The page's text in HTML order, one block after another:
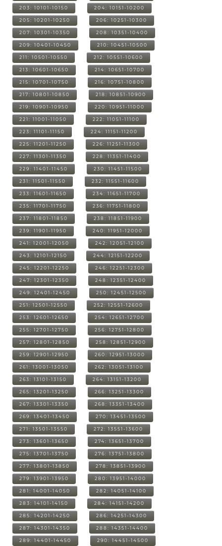
203: 10101-10150 204: 10151-10200
205: 10201-10250 206: 10251-10300
207: 10301-10350 208: 10351-10400
209: 10401-10450 210: 10451-10500
211: 10501-10550 212: 10551-10600
213: 10601-10650 214: 10651-10700
215: 10701-10750 216: 10751-10800
217: 10801-10850 218: 10851-10900
219: 10901-10950 220: 10951-11000
221: 11001-11050 222: 11051-11100
223: 11101-11150 224: 11151-11200
225: 11201-11250 226: 11251-11300
227: 11301-11350 228: 11351-11400
229: 11401-11450 230: 11451-11500
231: 11501-11550 232: 11551-11600
233: 11601-11650 234: 11651-11700
235: 11701-11750 236: 11751-11800
237: 11801-11850 238: 11851-11900
239: 11901-11950 240: 11951-12000
241: 12001-12050 242: 12051-12100
243: 12101-12150 244: 12151-12200
245: 12201-12250 246: 12251-12300
247: 12301-12350 248: 12351-12400
249: 12401-12450 250: 12451-12500
251: 12501-12550 252: 12551-12600
253: 12601-12650 254: 12651-12700
255: 12701-12750 256: 12751-12800
257: 12801-12850 258: 12851-12900
259: 12901-12950 260: 12951-13000
261: 13001-13050 262: 13051-13100
263: 13101-13150 264: 13151-13200
265: 13201-13250 266: 13251-13300
267: 13301-13350 268: 13351-13400
269: 13401-13450 270: 13451-13500
271: 13501-13550 272: 13551-13600
273: 13601-13650 274: 13651-13700
275: 13701-13750 276: 13751-13800
277: 13801-13850 278: 13851-13900
279: 13901-13950 280: 13951-14000
281: 14001-14050 282: 14051-14100
283: 14101-14150 284: 14151-14200
285: 14201-14250 286: 14251-14300
287: 14301-14350 288: 14351-14400
289: 14401-14450 290: 14451-14500